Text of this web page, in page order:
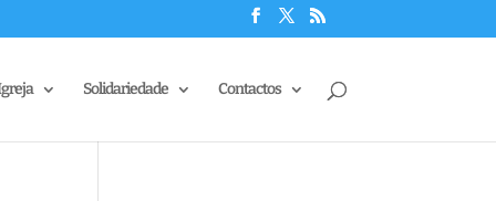
Solidariedade Contactos